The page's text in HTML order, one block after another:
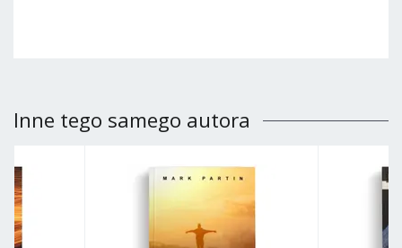
Inne tego samego autora